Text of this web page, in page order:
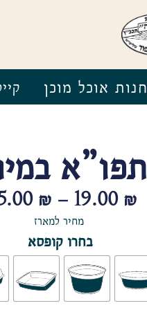
חנות אוכל מוכן
תפו”א
19.00 ₪
–
₪
מחיר למארז
בחרו קופסא